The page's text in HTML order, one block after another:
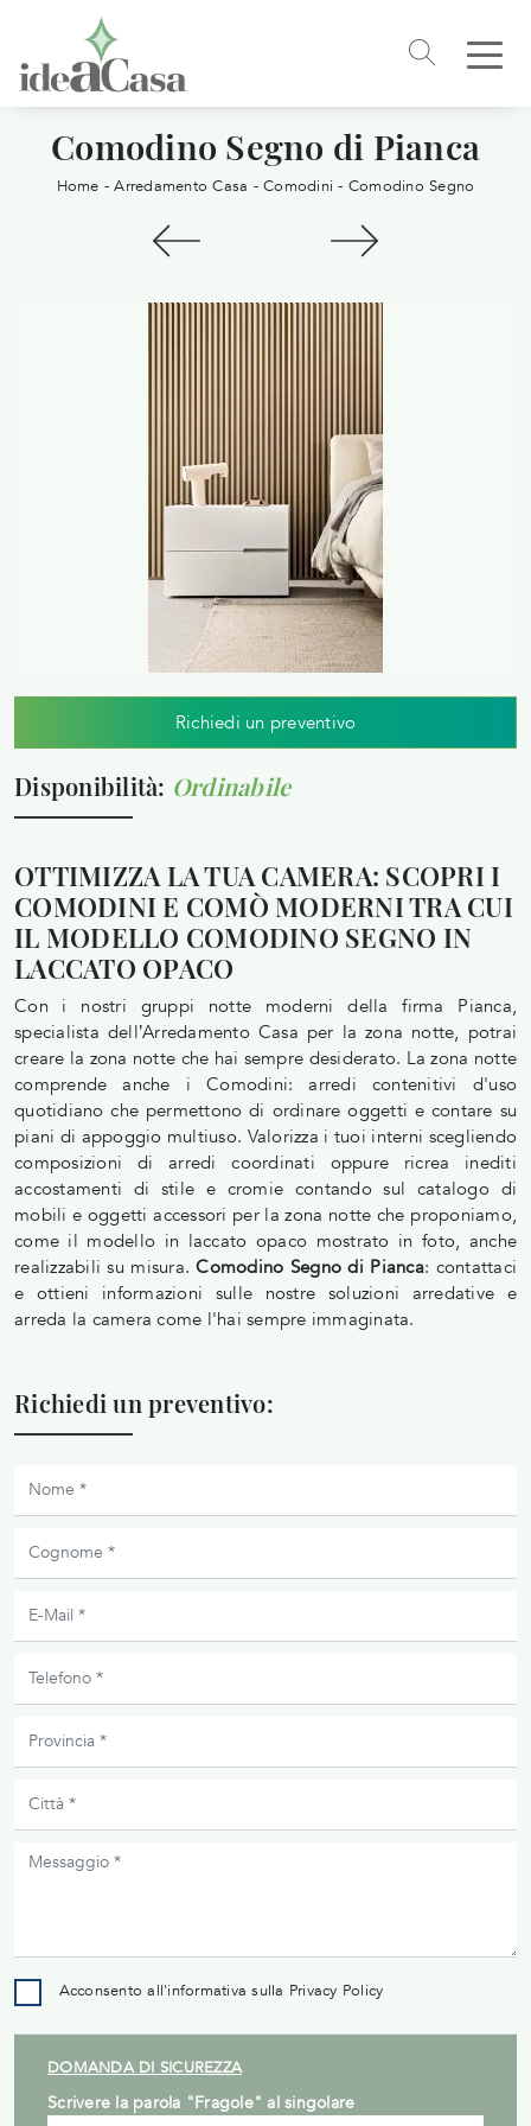
Comodino Segno di Pianca
Home -Arredamento Casa -Comodini - Comodino Segno
Richiedi un preventivo
Disponibilità: Ordinabile
OTTIMIZZA LA TUA CAMERA: SCOPRI I
COMODINI E COMÒ MODERNI TRA CUI
IL MODELLO COMODINO SEGNO IN
LACCATO OPACO
Con i nostri gruppi notte moderni della firma Pianca,
specialista dell’Arredamento Casa per la zona notte, potrai
creare la zona notte che hai sempre desiderato. La zona notte
comprende anche i Comodini: arredi contenitivi d'uso
quotidiano che permettono di ordinare oggetti e contare su
piani di appoggio multiuso. Valorizza i tuoi interni scegliendo
composizioni di arredi coordinati oppure ricrea inediti
accostamenti di stile e cromie contando sul catalogo di
mobili e oggetti accessori per la zona notte che proponiamo,
come il modello in laccato opaco mostrato in foto, anche
realizzabili su misura.Comodino Segno di Pianca: contattaci
e ottieni informazioni sulle nostre soluzioni arredative e
arreda la camera come l'hai sempre immaginata.
Richiedi un preventivo:
Acconsento all'informativa sulla Privacy Policy
DOMANDA DI SICUREZZA
Scrivere la parola "Fragole" al singolare